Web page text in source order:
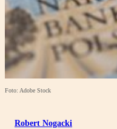
Foto: Adobe Stock
Robert Nogacki